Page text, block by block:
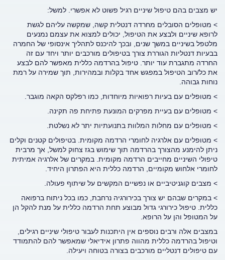
יש מצבים בהם טיפול שיניים רגיל פשוט לא אפשרי. למשל:
> מטופלים הסובלים מחרדה דנטלית קשה, שמקשה עליהם לגשת
לרופא שיניים ולבצע את הטיפול, יכולים למצוא את עצמם נמנעים
מלטפל בשיניים במשך שנים, ובכך להיכנס לתהליך אינסופי של החמרה
בבעיות דנטליות הגוררת צורך בטיפולים מורכבים יותר ויחד עם זה
החרדה מתגברת עוד יותר. טיפול בהרדמה כללית מאפשר להם לבצע
את כל/רוב הטיפול במפגש אחד בקלות ובמהירות, תוך שמירה על רמת
נוחות גבוהה.
> מטופלים עם בעיות רפואיות מיוחדות, כמו רפלקס הקאה מוגבר.
> מטופלים עם בעיית מפרקים המונעת פתיחת פה תקינה.
> מטופלים עם מחלות המלוות בתנועתיות יתר לא נשלטת.
> מטופלים עם אלרגיה לחומרי הרדמה מקומית. בטיפולים קטנים וקלים
ניתן להימנע מהצורך בהרדמה תוך שימוש בגז צחוק למשל, אך מרבית
טיפולי השיניים מחייבים הרדמה מקומית. במקרים של אלרגיה אמיתית
לחומרי אלחוש מקומיים, הרדמה כללית היא הפתרון היחיד.
> מצבים קוגניטיביים או נפשיים המקשים על שיתוף פעולה.
> במקרים שבהם יש צורך בכירורגיה נרחבת, כמו בכל ניתוח ברפואה
כללית. טיפול כירורגי גדול מבוצע תחת הרדמה כללית על מנת להקל הן
על המטופל והן על הרופא.
במצבים אלה ורבים נוספים אין היתכנות לעבור טיפולי שיניים רגילים,
וטיפול בהרדמה כללית מהווה פתרון אידיאלי שמאפשר להם להתמודד
עם טיפולים דנטליים מורכבים בצורה בטוחה ויעילה.